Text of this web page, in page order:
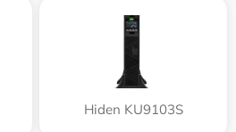
Hiden KU9103S